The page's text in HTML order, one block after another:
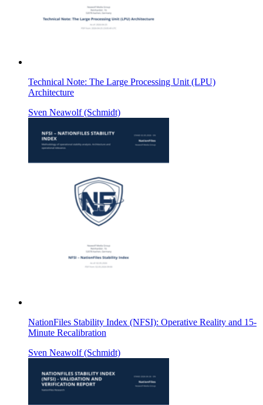
Technical Note: The Large Processing Unit (LPU)
Architecture
Sven Neawolf (Schmidt)
NationFiles Stability Index (NFSI): Operative Reality and 15-
Minute Recalibration
Sven Neawolf (Schmidt)